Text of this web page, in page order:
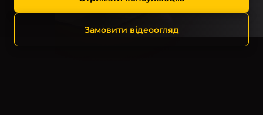
Замовити відеоогляд